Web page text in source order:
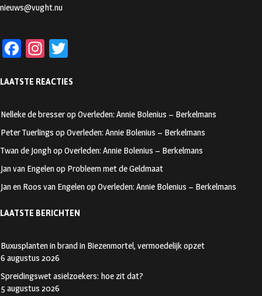
nieuws@vught.nu
Fa
b
oo
k
In
ag
m
tt
LAATSTE REACTIES
Nelleke de bresserop Overleden: Annie Bolenius – Berkelmans
Peter Tuerlings op Overleden: Annie Bolenius – Berkelmans
Twan de Jonghop Overleden: Annie Bolenius – Berkelmans
Jan van Engelenop Probleem met de Geldmaat
Jan en Roos van Engelenop Overleden: Annie Bolenius – Berkelmans
LAATSTE BERICHTEN
Buxusplanten in brand in Biezenmortel, vermoedelijk opzet
6 augustus 2026
Spreidingswet asielzoekers: hoe zit dat?
5 augustus 2026